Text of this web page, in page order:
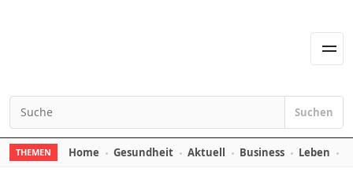
Suchen nach:
Suchen
THEMEN Home Gesundheit Aktuell Business Leben